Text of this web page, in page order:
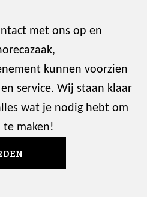
met ons op en
kunnen voorzien
service. Wij staan klaar
wat je nodig hebt om
te maken!